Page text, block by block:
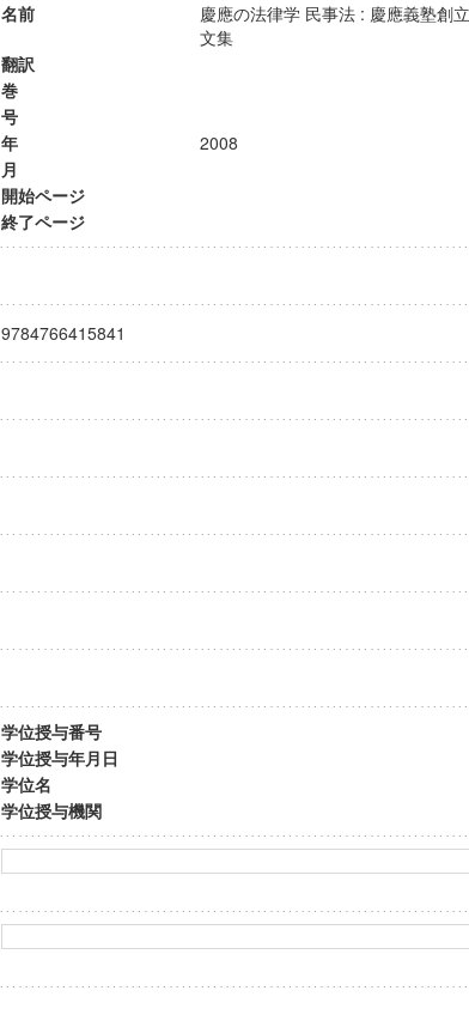
名前
慶應の法律学 民事法 : 慶應義塾創
文集
翻訳
巻
号
年
2008
月
開始ページ
終了ページ
9784766415841
学位授与番号
学位授与年月日
学位名
学位授与機関